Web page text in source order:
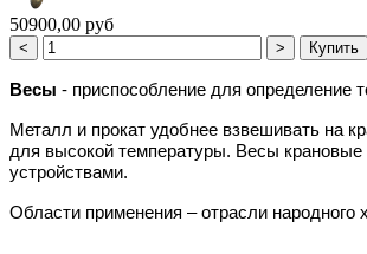
50900,00 руб
Весы - приспособление для определение
Металл и прокат удобнее взвешивать на
для высокой температуры. Весы
устройствами.
Области применения – отрасли